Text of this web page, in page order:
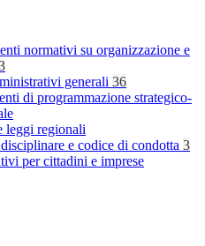
normativi su organizzazione e
generali 36
di programmazione strategico-
leggi regionali
e codice di condotta 3
per cittadini e imprese